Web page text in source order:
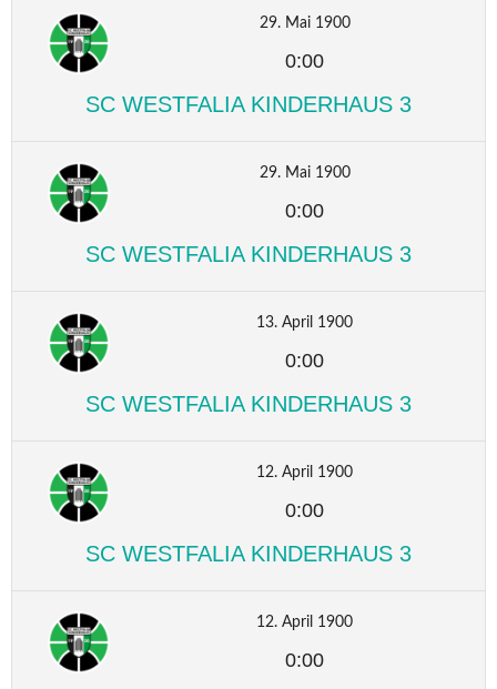
29. Mai 1900
0:00
SC WESTFALIA KINDERHAUS 3
29. Mai 1900
0:00
SC WESTFALIA KINDERHAUS 3
13. April 1900
0:00
SC WESTFALIA KINDERHAUS 3
12. April 1900
0:00
SC WESTFALIA KINDERHAUS 3
12. April 1900
0:00